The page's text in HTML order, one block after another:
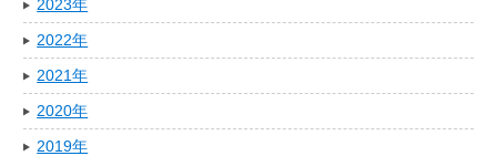
2023年
2022年
2021年
2020年
2019年